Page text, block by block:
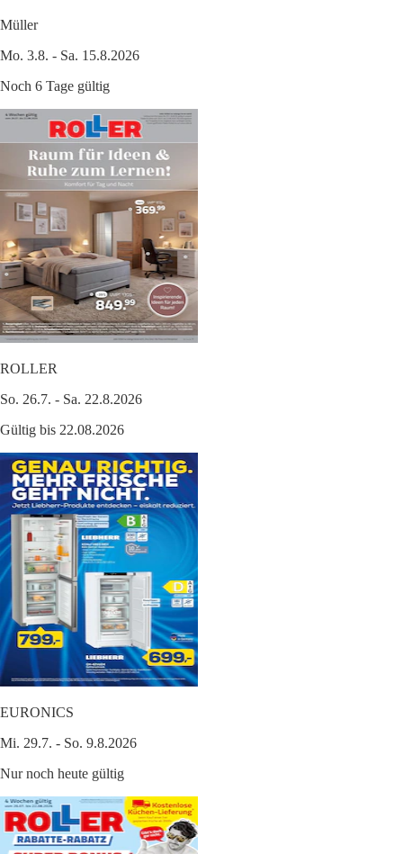
Müller
Mo. 3.8. - Sa. 15.8.2026
Noch 6 Tage gültig
ROLLER
So. 26.7. - Sa. 22.8.2026
Gültig bis 22.08.2026
EURONICS
Mi. 29.7. - So. 9.8.2026
Nur noch heute gültig